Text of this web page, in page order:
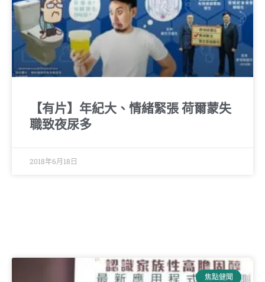
【有片】年紀大、情緒緊張 荷爾蒙失
職致夜尿多
2018年6月18日
焦點健聞